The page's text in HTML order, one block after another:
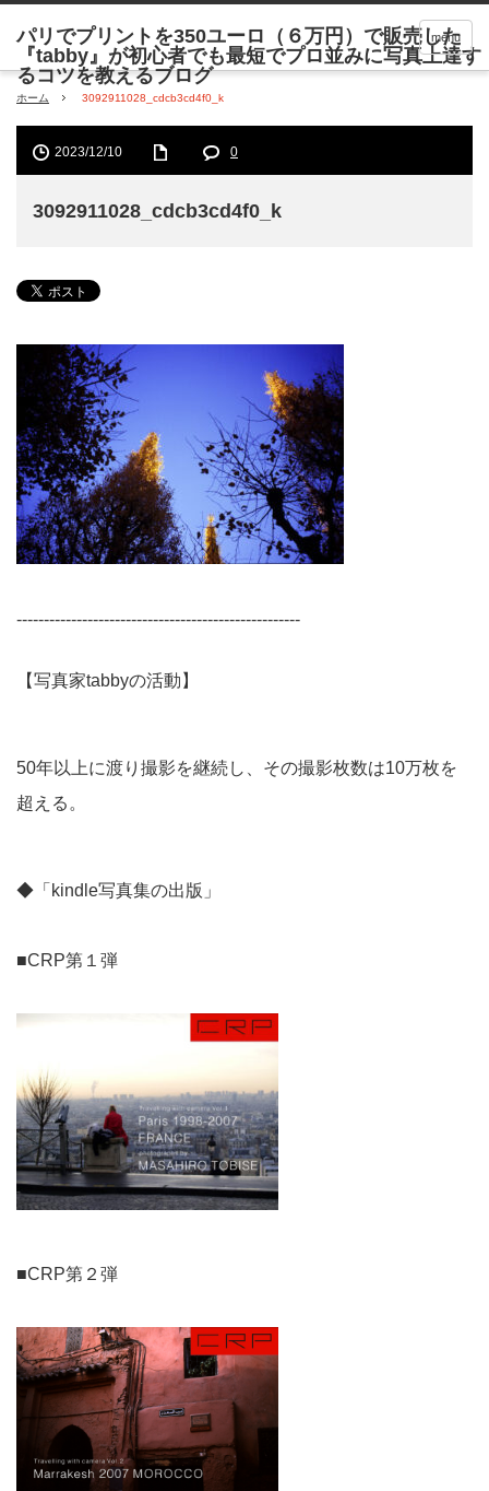
menu
ホーム 3092911028_cdcb3cd4f0_k
2023/12/10 0
3092911028_cdcb3cd4f0_k
----------------------------------------------------
【写真家tabbyの活動】
50年以上に渡り撮影を継続し、その撮影枚数は10万枚を
超える。
◆「kindle写真集の出版」
■CRP第１弾
■CRP第２弾